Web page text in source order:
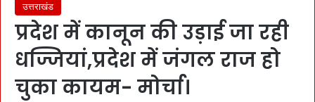
उत्तराखंड
प्रदेश में कानून की उड़ाई जा रही
धज्जियां,प्रदेश में जंगल राज हो
चुका कायम- मोर्चा।